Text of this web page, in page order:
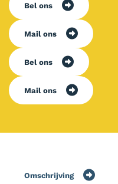
Bel ons
Mail ons
Bel ons
Mail ons
Omschrijving